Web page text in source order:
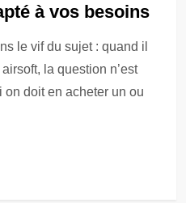
à vos besoins
le vif du sujet : quand il
la question n’est
doit en acheter un ou